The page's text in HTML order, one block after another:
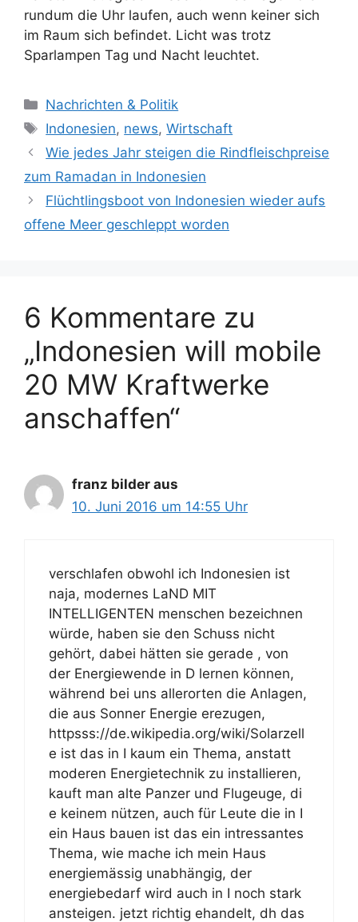
rundum die Uhr laufen, auch wenn keiner sich
im Raum sich befindet. Licht was trotz
Sparlampen Tag und Nacht leuchtet.
Kategorien
Nachrichten & Politik
Schlagwörter
Indonesien, news,Wirtschaft
Wie jedes Jahr steigen die Rindfleischpreise
zum Ramadan in Indonesien
Flüchtlingsboot von Indonesien wieder aufs
offene Meer geschleppt worden
6 Kommentare zu
„Indonesien will mobile
20 MW Kraftwerke
anschaffen“
franz bilder aus
10. Juni 2016 um 14:55 Uhr
verschlafen obwohl ich Indonesien ist
naja, modernes LaND MIT
INTELLIGENTEN menschen bezeichnen
würde, haben sie den Schuss nicht
gehört, dabei hätten sie gerade , von
der Energiewende in D lernen können,
während bei uns allerorten die Anlagen,
die aus Sonner Energie erezugen,
httpsss://de.wikipedia.org/wiki/Solarzell
e ist das in I kaum ein Thema, anstatt
moderen Energietechnik zu installieren,
kauft man alte Panzer und Flugeuge, di
e keinem nützen, auch für Leute die in I
ein Haus bauen ist das ein intressantes
Thema, wie mache ich mein Haus
energiemässig unabhängig, der
energiebedarf wird auch in I noch stark
ansteigen. jetzt richtig ehandelt, dh das